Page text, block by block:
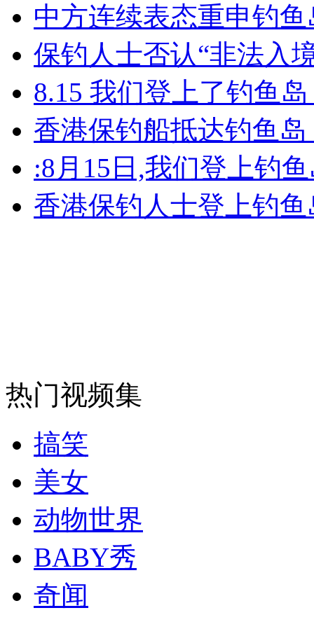
外交部：有关国家言论片面不公正
安徽一实载49人客车翻车
走！跟着总书记去植树
消防员救轻生者 花炮节热闹非凡 减压"枕头大战"
中方连续表态重申钓
保钓人士否认“非法入
8.15 我们登上了钓鱼
香港保钓船抵达钓鱼
:8月15日,我们登上钓
香港保钓人士登上钓
热门视频集
搞笑
美女
动物世界
BABY秀
奇闻